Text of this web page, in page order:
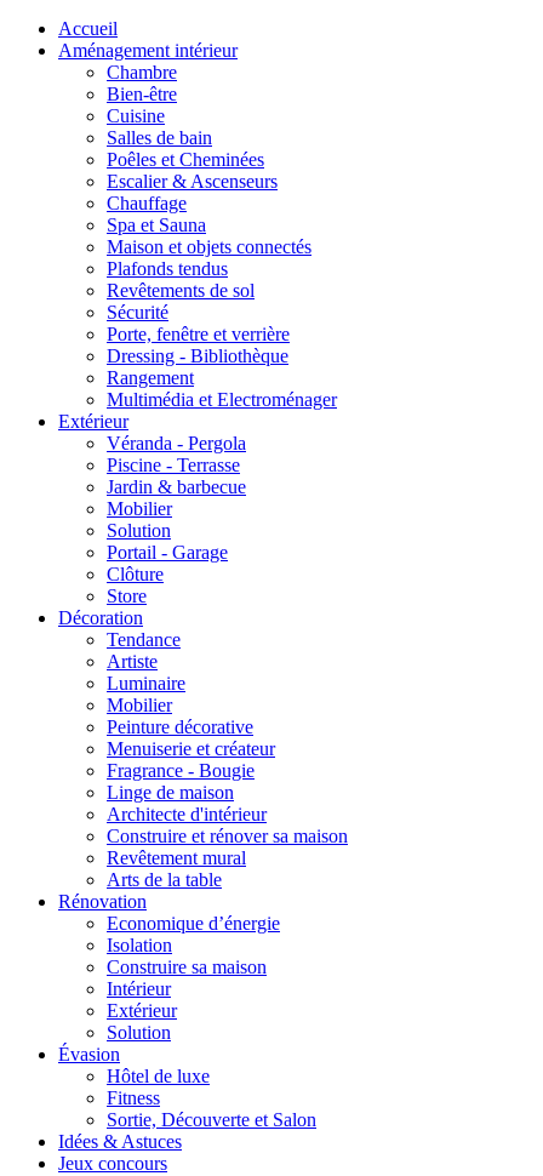
Accueil
Aménagement intérieur
Chambre
Bien-être
Cuisine
Salles de bain
Poêles et Cheminées
Escalier & Ascenseurs
Chauffage
Spa et Sauna
Maison et objets connectés
Plafonds tendus
Revêtements de sol
Sécurité
Porte, fenêtre et verrière
Dressing - Bibliothèque
Rangement
Multimédia et Electroménager
Extérieur
Véranda - Pergola
Piscine - Terrasse
Jardin & barbecue
Mobilier
Solution
Portail - Garage
Clôture
Store
Décoration
Tendance
Artiste
Luminaire
Mobilier
Peinture décorative
Menuiserie et créateur
Fragrance - Bougie
Linge de maison
Architecte d'intérieur
Construire et rénover sa maison
Revêtement mural
Arts de la table
Rénovation
Economique d’énergie
Isolation
Construire sa maison
Intérieur
Extérieur
Solution
Évasion
Hôtel de luxe
Fitness
Sortie, Découverte et Salon
Idées & Astuces
Jeux concours